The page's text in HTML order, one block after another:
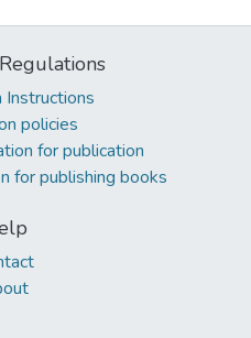
Instructions
policies
for publication
for publishing books